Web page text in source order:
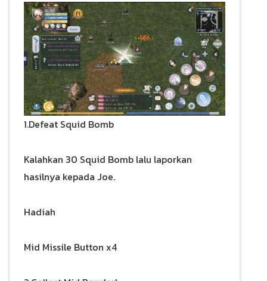
1.Defeat Squid Bomb
Kalahkan 30 Squid Bomb lalu laporkan
hasilnya kepada Joe.
Hadiah
Mid Missile Button x4